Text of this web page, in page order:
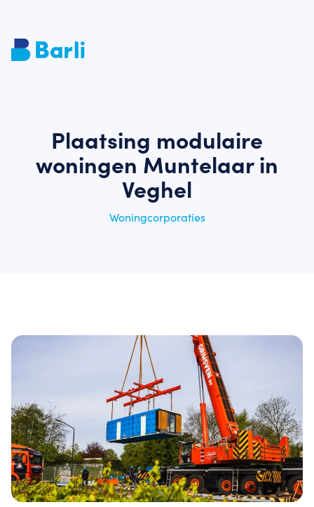
Plaatsing modulaire
woningen Muntelaar in
Veghel
Woningcorporaties